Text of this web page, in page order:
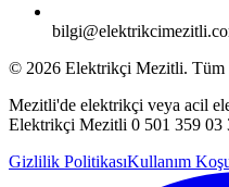
© 2026 Elektrikçi Mezitli. Tüm
Mezitli'de elektrikçi veya acil
Elektrikçi Mezitli 0 501 359 03
Gizlilik PolitikasıKullanım